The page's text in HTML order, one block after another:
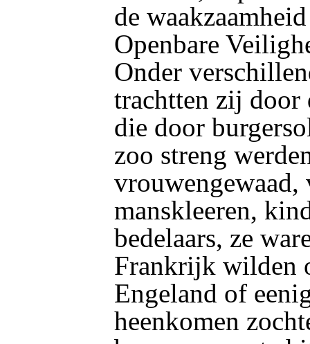
de
Openbare
Onder
trachtten zij door
die door
zoo streng
manskleeren,
bedelaars, ze
Frankrijk wilden
Engeland of
heenkomen